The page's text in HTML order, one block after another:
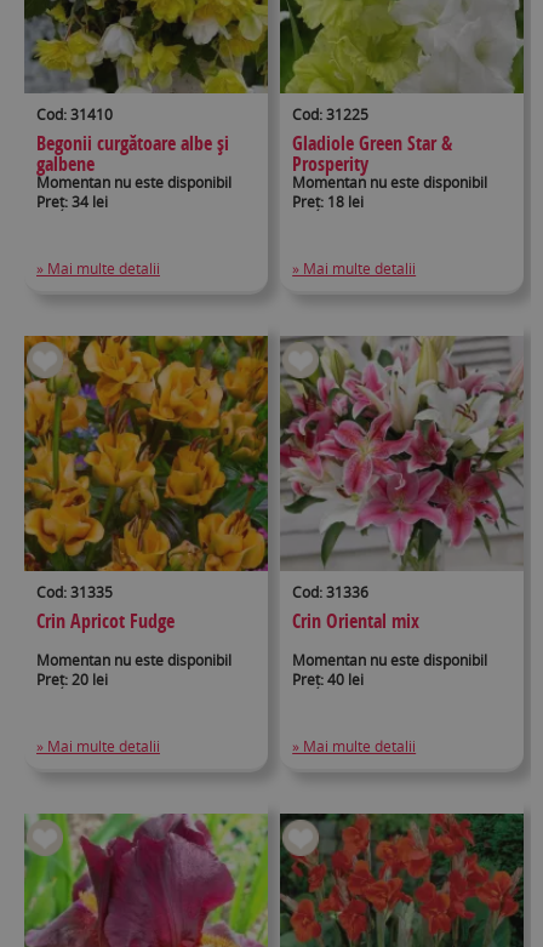
Cod: 31410
Begonii curgătoare albe și
galbene
Momentan nu este disponibil
Preț: 34 lei
» Mai multe detalii
Cod: 31225
Gladiole Green Star &
Prosperity
Momentan nu este disponibil
Preț: 18 lei
» Mai multe detalii
Cod: 31335
Crin Apricot Fudge
Momentan nu este disponibil
Preț: 20 lei
» Mai multe detalii
Cod: 31336
Crin Oriental mix
Momentan nu este disponibil
Preț: 40 lei
» Mai multe detalii